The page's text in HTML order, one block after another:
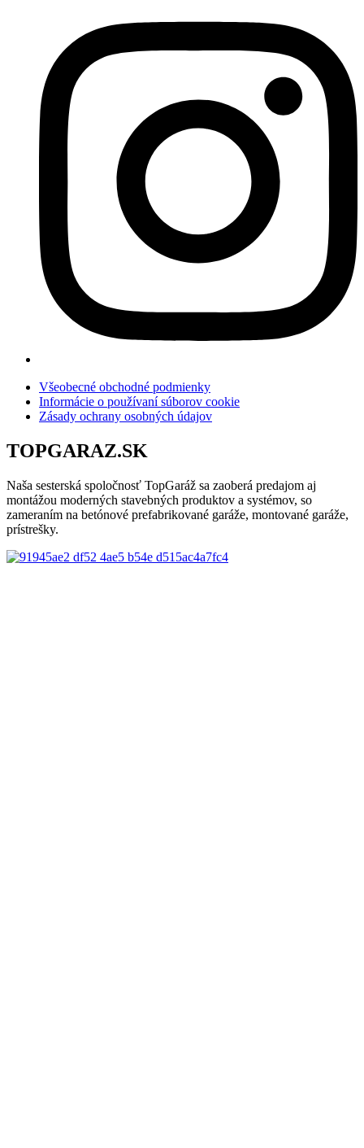
Všeobecné obchodné podmienky
Informácie o používaní súborov cookie
Zásady ochrany osobných údajov
TOPGARAZ.SK
Naša sesterská spoločnosť TopGaráž sa zaoberá predajom aj
montážou moderných stavebných produktov a systémov, so
zameraním na betónové prefabrikované garáže, montované garáže,
prístrešky.